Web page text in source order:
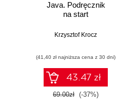
Java. Podręcznik
na start
Krzysztof Krocz
(41,40 zł najniższa cena z 30 dni)
43.47 zł
69.00zł (-37%)